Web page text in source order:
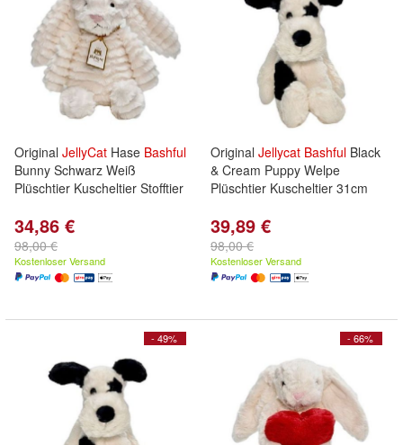
Original JellyCat Hase Bashful
Bunny Schwarz Weiß
Plüschtier Kuscheltier Stofftier
34,86 €
98,00 €
Kostenloser Versand
Original Jellycat Bashful Black
& Cream Puppy Welpe
Plüschtier Kuscheltier 31cm
39,89 €
98,00 €
Kostenloser Versand
- 49% - 66%